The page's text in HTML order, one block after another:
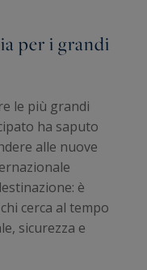
per i grandi
le più grandi
ha saputo
alle nuove
è
cerca al tempo
sicurezza e